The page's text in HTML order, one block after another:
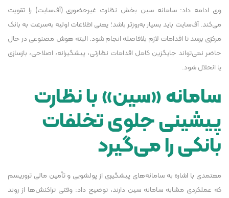
وی ادامه داد: سامانه سین بخش نظارت غیرحضوری (آف‌سایت) را تقویت
می‌کند. آف‌سایت باید بسیار به‌روزتر باشد؛ یعنی اطلاعات اولیه به‌سرعت به بانک
مرکزی برسد تا اقدامات لازم بلافاصله انجام شود. البته هوش مصنوعی در حال
حاضر نمی‌تواند جایگزین کامل اقدامات نظارتی، پیشگیرانه، اصلاحی، بازسازی
یا انحلال شود.
سامانه «سین» با نظارت
پیشینی جلوی تخلفات
بانکی را می‌گیرد
معتمدی با اشاره به سامانه‌های پیشگیری از پولشویی و تأمین مالی تروریسم
که عملکردی مشابه سامانه سین دارند، توضیح داد: وقتی تراکنش‌ها از روند